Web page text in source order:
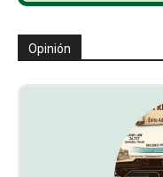
Opinión